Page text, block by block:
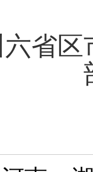
省